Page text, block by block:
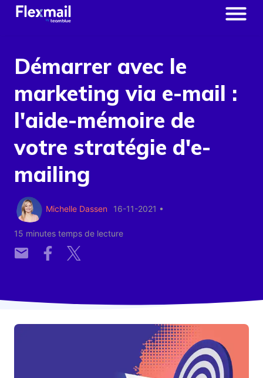
Démarrer avec le
marketing via e-mail :
l'aide-mémoire de
votre stratégie d'e-
mailing
Michelle Dassen 16-11-2021 •
15 minutes temps de lecture